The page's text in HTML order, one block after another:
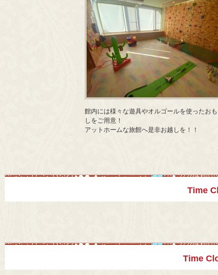
館内には様々な遊具やオルゴールを使ったお
しをご用意！
アットホームな旅館へ是非お越しを！！
Time
Time